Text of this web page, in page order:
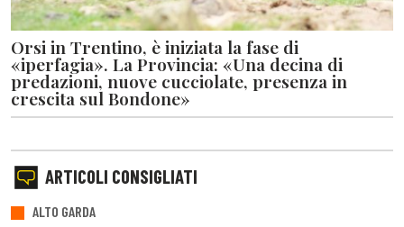
Orsi in Trentino, è iniziata la fase di
«iperfagia». La Provincia: «Una decina di
predazioni, nuove cucciolate, presenza in
crescita sul Bondone»
ARTICOLI CONSIGLIATI
ALTO GARDA